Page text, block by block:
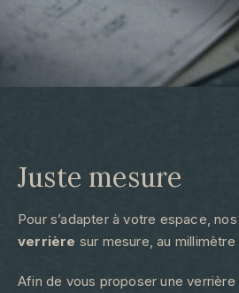
Juste mesure​
Pour s’adapter à votre espace,
verrière sur mesure, au millimètre
Afin de vous proposer une